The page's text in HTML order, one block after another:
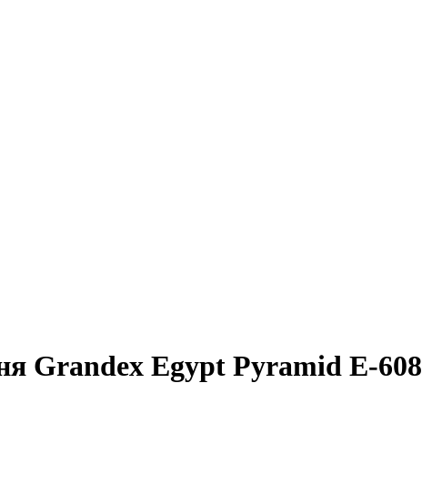
Grandex Egypt Pyramid E-608